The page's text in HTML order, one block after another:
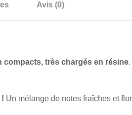
Avis (0)
très chargés en résine
Un mélange de notes fraîches et